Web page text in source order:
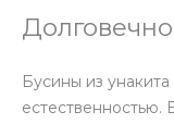
Бусины из